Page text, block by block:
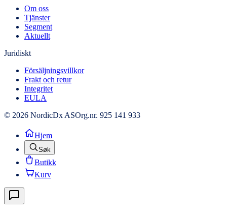
Om oss
Tjänster
Segment
Aktuellt
Juridiskt
Försäljningsvillkor
Frakt och retur
Integritet
EULA
© 2026 NordicDx ASOrg.nr. 925 141 933
Hjem
Søk
Butikk
Kurv